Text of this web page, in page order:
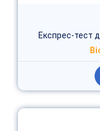
Експрес-тест